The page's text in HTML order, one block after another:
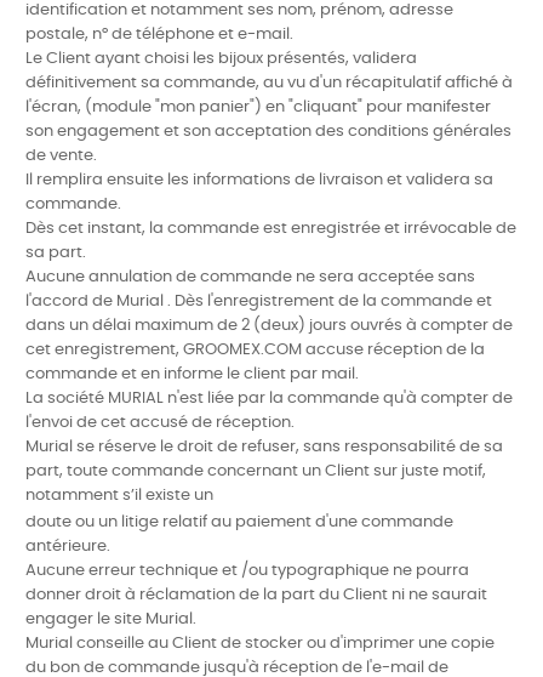
identification et notamment ses nom, prénom, adresse
postale, n° de téléphone et e-mail.
Le Client ayant choisi les bijoux présentés, validera
définitivement sa commande, au vu d'un récapitulatif affiché à
l'écran, (module "mon panier") en "cliquant" pour manifester
son engagement et son acceptation des conditions générales
de vente.
Il remplira ensuite les informations de livraison et validera sa
commande.
Dès cet instant, la commande est enregistrée et irrévocable de
sa part.
Aucune annulation de commande ne sera acceptée sans
l'accord de Murial . Dès l'enregistrement de la commande et
dans un délai maximum de 2 (deux) jours ouvrés à compter de
cet enregistrement, GROOMEX.COM accuse réception de la
commande et en informe le client par mail.
La société MURIAL n'est liée par la commande qu'à compter de
l'envoi de cet accusé de réception.
Murial se réserve le droit de refuser, sans responsabilité de sa
part, toute commande concernant un Client sur juste motif,
notamment s’il existe un
doute ou un litige relatif au paiement d'une commande
antérieure.
Aucune erreur technique et /ou typographique ne pourra
donner droit à réclamation de la part du Client ni ne saurait
engager le site Murial.
Murial conseille au Client de stocker ou d'imprimer une copie
du bon de commande jusqu'à réception de l'e-mail de